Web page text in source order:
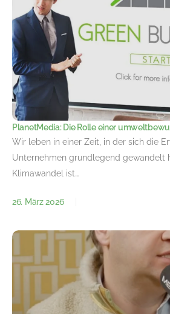
PlanetMedia: Die Rolle einer
Wir leben in einer Zeit, in der sich die
Unternehmen grundlegend gewandelt
Klimawandel ist…
26. März 2026